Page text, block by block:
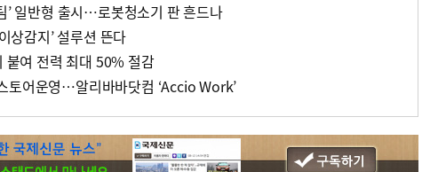
’ 일반형 출시…로봇청소기 판 흔드나
상감지’ 설루션 뜬다
붙여 전력 최대 50% 절감
토어운영…알리바바닷컴 ‘Accio Work’